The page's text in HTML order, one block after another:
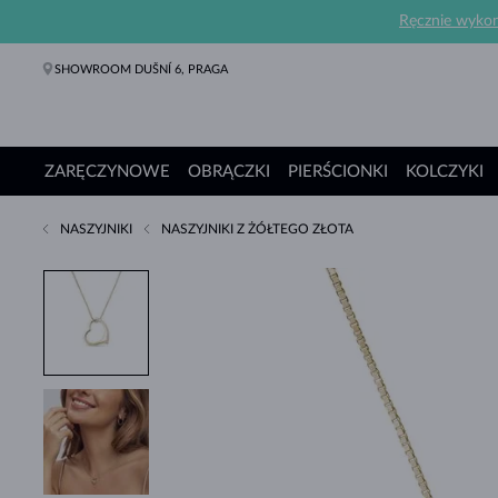
Ręcznie
SHOWROOM DUŠNÍ 6, PRAGA
ZARĘCZYNOWE
Pierścionki Zaręczynowe
OBRĄCZKI
Obrączki
PIERŚCIONKI
Pierścionki
KOLCZYKI
Kolczyki
Naszyjniki
Bransoletki
Perły
Biżuteria
Prezenty
Kolekcje
NASZYJNIKI NASZYJNIKI Z ŻÓŁTEGO ZŁOTA